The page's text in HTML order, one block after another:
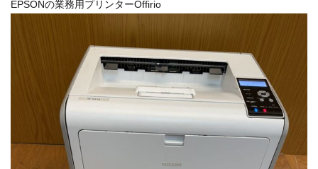
EPSONの業務用プリンターOffirio